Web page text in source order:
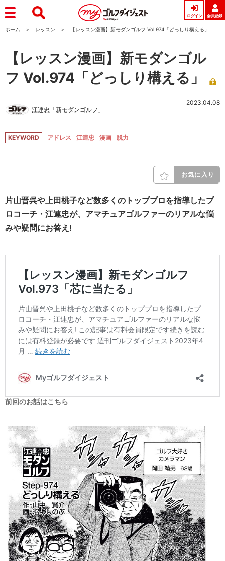
ログイン 会員登録
ホーム レッスン 【レッスン漫画】新モダンゴルフ Vol.974「どっしり構える」
【レッスン漫画】新モダンゴル
フ Vol.974「どっしり構える」
江連忠「新モダンゴルフ」
2023.04.08
KEYWORD アドレス 江連忠 漫画 脱力
お気に入り
片山晋呉や上田桃子など数多くのトッププロを指導したプ
ロコーチ・江連忠が、アマチュアゴルファーのリアルな悩
みや疑問にお答え!
前回のお話はこちら